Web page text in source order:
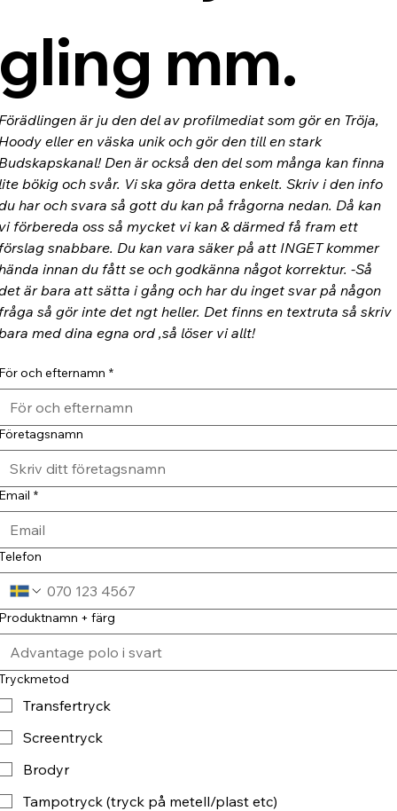
mm.
är ju den del av profilmediat som gör en Tröja,
eller en väska unik och gör den till en stark
Den är också den del som många kan finna
bökig och svår. Vi ska göra detta enkelt. Skriv i den info
har och svara så gott du kan på frågorna nedan. Då kan
förbereda oss så mycket vi kan & därmed få fram ett
snabbare. Du kan vara säker på att INGET kommer
innan du fått se och godkänna något korrektur. -Så
är bara att sätta i gång och har du inget svar på någon
så gör inte det ngt heller. Det finns en textruta så skriv
med dina egna ord ,så löser vi allt!
och efternamn *
*
+ färg
Transfertryck
Screentryck
Brodyr
Tampotryck (tryck på metell/plast etc)